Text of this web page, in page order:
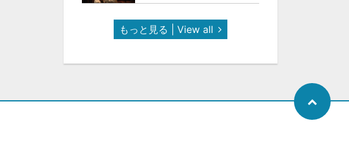
もっと見る | View all